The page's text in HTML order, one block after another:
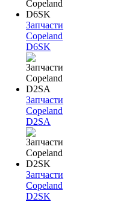
Запчасти
Copeland
D6SK
Запчасти
Copeland
D2SA
Запчасти
Copeland
D2SK